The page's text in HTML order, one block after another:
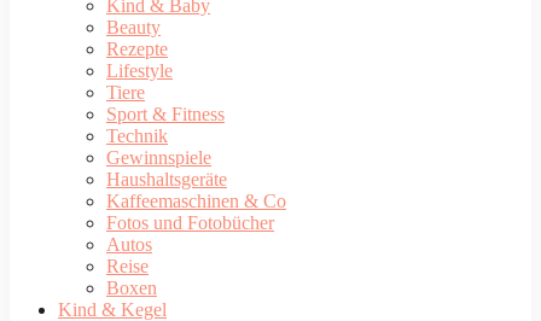
Kind & Baby
Beauty
Rezepte
Lifestyle
Tiere
Sport & Fitness
Technik
Gewinnspiele
Haushaltsgeräte
Kaffeemaschinen & Co
Fotos und Fotobücher
Autos
Reise
Boxen
Kind & Kegel